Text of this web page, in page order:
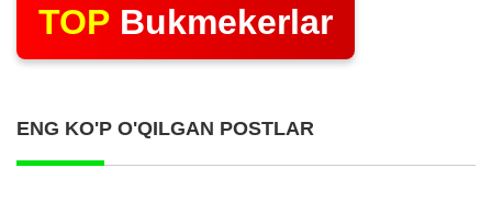
TOP Bukmekerlar
ENG KO'P O'QILGAN POSTLAR